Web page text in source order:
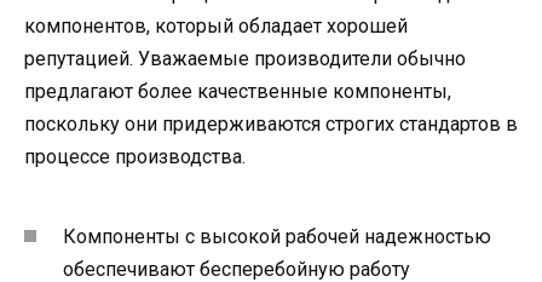
компонентов, который обладает хорошей
репутацией. Уважаемые производители обычно
предлагают более качественные компоненты,
поскольку они придерживаются строгих стандартов в
процессе производства.
Компоненты с высокой рабочей надежностью
обеспечивают бесперебойную работу